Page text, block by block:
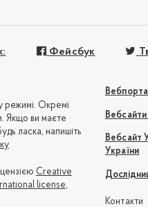
Фейсбук
Вебсайт
України
Контакти
режимі. Окремі
Якщо ви маєте
ласка, напишіть
Creative
license,